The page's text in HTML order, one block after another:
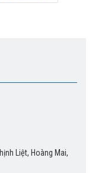
Liệt, Hoàng Mai,